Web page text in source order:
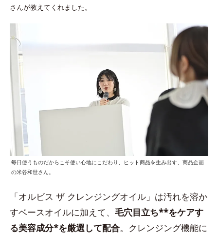
さんが教えてくれました。
毎日使うものだからこそ使い心地にこだわり、ヒット商品を生み出す、商品企画
の米谷和世さん。
「オルビス ザ クレンジングオイル」は汚れを溶か
すベースオイルに加えて、 毛穴目立ち**をケアす
る美容成分*を厳選して配合。クレンジング機能に